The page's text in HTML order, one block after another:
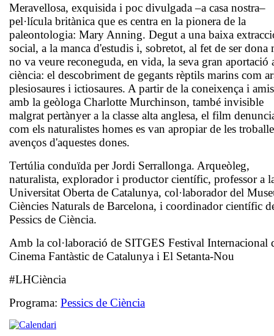
Meravellosa, exquisida i poc divulgada –a casa nostra–
pel·lícula britànica que es centra en la pionera de la
paleontologia: Mary Anning. Degut a una baixa
social, a la manca d'estudis i, sobretot, al fet de ser dona
no va veure reconeguda, en vida, la seva gran aportació
ciència: el descobriment de gegants rèptils marins com
plesiosaures i ictiosaures. A partir de la coneixença i
amb la geòloga Charlotte Murchinson, també invisible
malgrat pertànyer a la classe alta anglesa, el film
com els naturalistes homes es van apropiar de les
avenços d'aquestes dones.
Tertúlia conduïda perJordi Serrallonga. Arqueòleg,
naturalista, explorador i productor científic, professor a
Universitat Oberta de Catalunya, col·laborador del
Ciències Naturals de Barcelona, i coordinador científic
Pessics de Ciència.
Amb la col·laboració de SITGES Festival Internacional
Cinema Fantàstic de Catalunya i El Setanta-Nou
#LHCiència
Programa: Pessics de Ciència